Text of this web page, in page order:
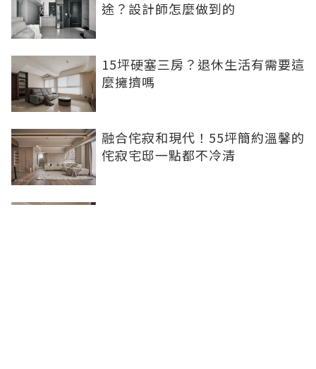
途？設計師怎麼做到的
15坪硬塞三房？退休生活有需要這
麼擁擠嗎
融合侘寂和現代！55坪簡約溫馨的
侘寂宅邸一點都不冷清